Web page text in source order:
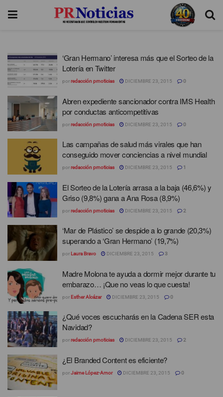
‘Gran Hermano’ interesa más que el Sorteo de la
Lotería en Twitter
porredacción prnoticias DICIEMBRE 23, 2015 0
Abren expediente sancionador contra IMS Health
por conductas anticompetitivas
porredacción prnoticias DICIEMBRE 23, 2015 0
Las campañas de salud más virales que han
conseguido mover conciencias a nivel mundial
porredacción prnoticias DICIEMBRE 23, 2015 1
El Sorteo de la Lotería arrasa a la baja (46,6%) y
Griso (9,8%) gana a Ana Rosa (8,9%)
porredacción prnoticias DICIEMBRE 23, 2015 2
‘Mar de Plástico’ se despide a lo grande (20,3%)
superando a ‘Gran Hermano’ (19,7%)
por Laura Bravo DICIEMBRE 23, 2015 3
Madre Molona te ayuda a dormir mejor durante tu
embarazo… ¡Que no veas lo que cuesta!
por Esther Alcázar DICIEMBRE 23, 2015 0
¿Qué voces escucharás en la Cadena SER esta
Navidad?
porredacción prnoticias DICIEMBRE 23, 2015 2
¿El Branded Content es eficiente?
porJaime López-Amor DICIEMBRE 23, 2015 0